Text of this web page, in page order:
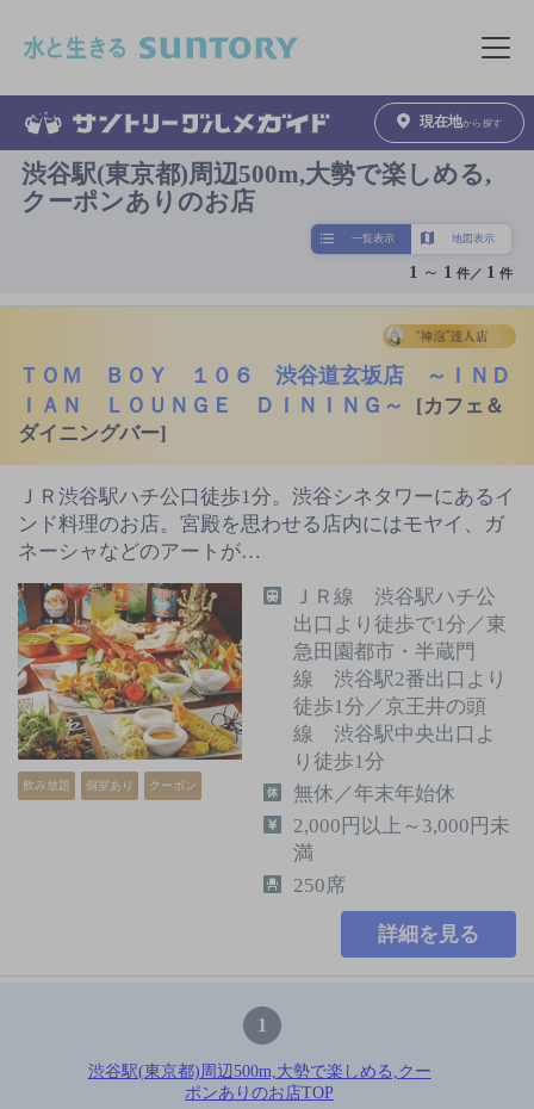
メニュ
現在地から探す
渋谷駅(東京都)周辺500m,大勢で楽しめる,
クーポンありのお店
一覧表示 地図表示
1 ～ 1 件／ 1 件
ＴＯＭ ＢＯＹ １０６ 渋谷道玄坂店 ～ＩＮＤ
ＩＡＮ ＬＯＵＮＧＥ ＤＩＮＩＮＧ～
[カフェ＆
ダイニングバー]
ＪＲ渋谷駅ハチ公口徒歩1分。渋谷シネタワーにあるイ
ンド料理のお店。宮殿を思わせる店内にはモヤイ、ガ
ネーシャなどのアートが…
飲み放題 個室あり クーポン
ＪＲ線 渋谷駅ハチ公
出口より徒歩で1分／東
急田園都市・半蔵門
線 渋谷駅2番出口より
徒歩1分／京王井の頭
線 渋谷駅中央出口よ
り徒歩1分
無休／年末年始休
2,000円以上～3,000円未
満
250席
詳細を見る
1
渋谷駅(東京都)周辺500m,大勢で楽しめる,クー
ポンありのお店TOP